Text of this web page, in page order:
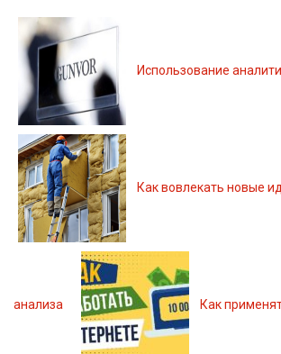
Использование
Как вовлекать новые
анализа Как